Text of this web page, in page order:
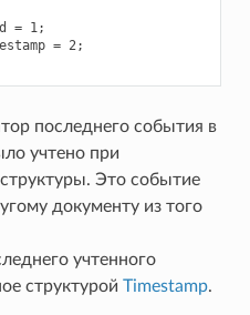
= 1;
= 2;
последнего события в
учтено при
Это событие
документу из того
учтенного
структурой Timestamp.